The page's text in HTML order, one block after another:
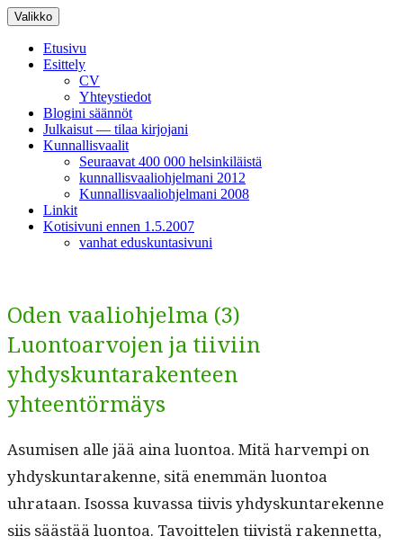
Siirry
sisältöön
Valikko
Etusivu
Esittely
CV
Yhteystiedot
Blogini säännöt
Julkaisut — tilaa kirjojani
Kunnallisvaalit
Seuraavat 400 000 helsinkiläistä
kunnallisvaaliohjelmani 2012
Kunnallisvaaliohjelmani 2008
Linkit
Kotisivuni ennen 1.5.2007
vanhat eduskuntasivuni
Oden vaaliohjelma (3)
Luontoarvojen ja tiiviin
yhdyskuntarakenteen
yhteentörmäys
Asumisen alle jää aina luon­toa. Mitä harvem­pi on
yhdyskun­tarakenne, sitä enem­män luon­toa
uhrataan. Isos­sa kuvas­sa tiivis yhdyskuntarekenne
siis säästää luon­toa. Tavoit­te­len tiivistä raken­net­ta,